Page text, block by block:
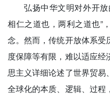
弘扬中华文明对外开放
相仁之道也，两利之道也”
念。然而，传统开放体系受
度保障等有限，难以适应
思主义详细论述了世界贸
全球化的本质、逻辑、过